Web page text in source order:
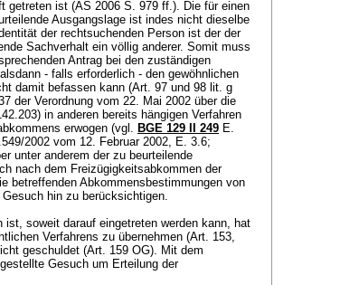
getreten ist (AS 2006 S. 979 ff.). Die für einen
Ausgangslage ist indes nicht dieselbe
der rechtsuchenden Person ist der der
Sachverhalt ein völlig anderer. Somit muss
Antrag bei den zuständigen
- falls erforderlich - den gewöhnlichen
damit befassen kann (Art. 97 und 98 lit. g
der Verordnung vom 22. Mai 2002 über die
in anderen bereits hängigen Verfahren
erwogen (vgl. BGE 129 II 249 E.
2002 vom 12. Februar 2002, E. 3.6;
unter anderem der zu beurteilende
nach dem Freizügigkeitsabkommen der
betreffenden Abkommensbestimmungen von
hin zu berücksichtigen.
soweit darauf eingetreten werden kann, hat
Verfahrens zu übernehmen (Art. 153,
geschuldet (Art. 159 OG). Mit dem
Gesuch um Erteilung der